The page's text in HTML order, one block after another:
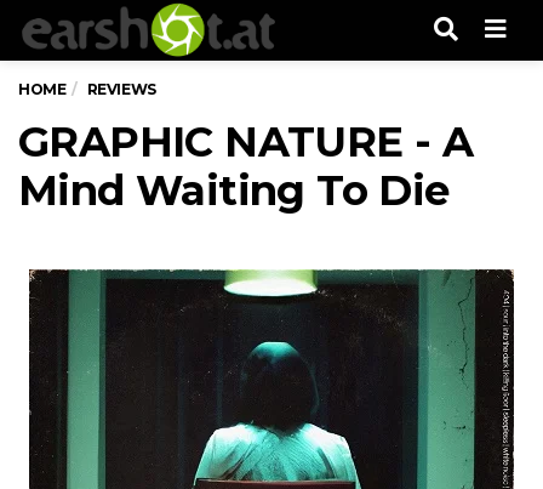
HOME REVIEWS
GRAPHIC NATURE - A
Mind Waiting To Die